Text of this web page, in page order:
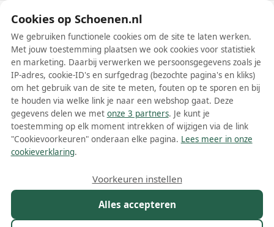
Schoenen.nl
Wis filters Alle filters
Blauwe Hartjes damesschoenen
Meer lezen
Kleur 1
Cookies op Schoenen.nl
We gebruiken functionele cookies om de site te laten werken.
Met jouw toestemming plaatsen we ook cookies voor statistiek
en marketing. Daarbij verwerken we persoonsgegevens zoals je
IP-adres, cookie-ID's en surfgedrag (bezochte pagina's en kliks)
om het gebruik van de site te meten, fouten op te sporen en bij
te houden via welke link je naar een webshop gaat. Deze
gegevens delen we met onze 3 partners. Je kunt je
toestemming op elk moment intrekken of wijzigen via de link
"Cookievoorkeuren" onderaan elke pagina. Lees meer in onze
cookieverklaring.
Alles accepteren
Voorkeuren instellen